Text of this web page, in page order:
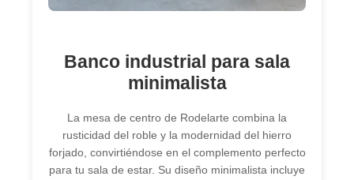
Banco industrial para sala
minimalista
La mesa de centro de Rodelarte combina la
rusticidad del roble y la modernidad del hierro
forjado, convirtiéndose en el complemento perfecto
para tu sala de estar. Su diseño minimalista incluye